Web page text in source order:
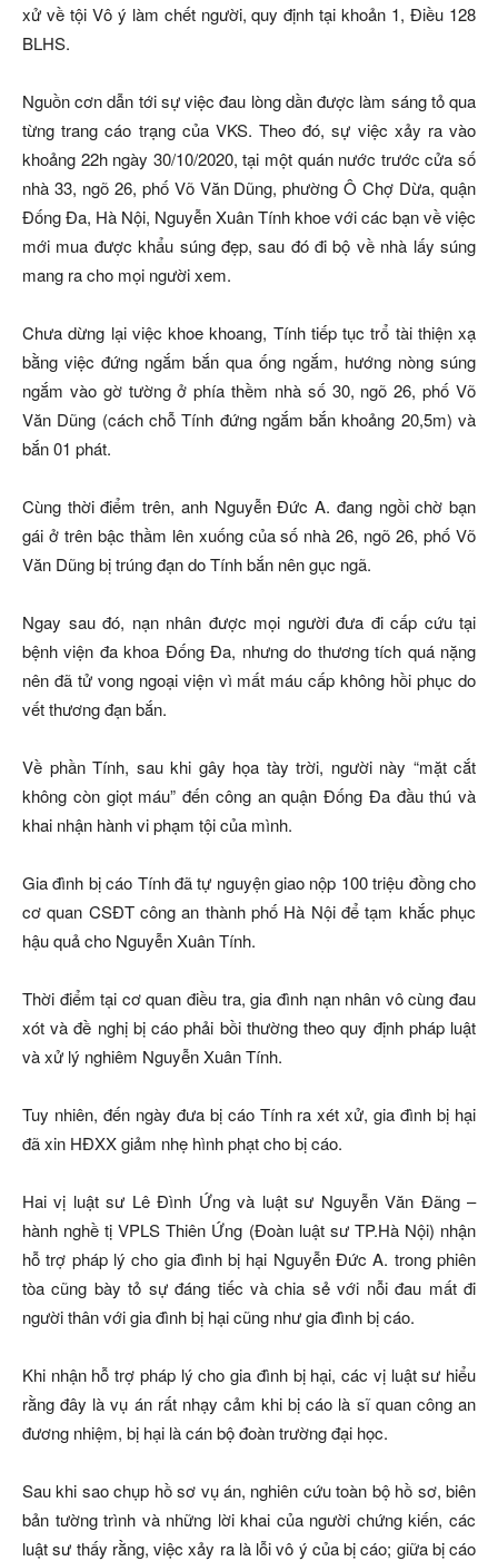
xử về tội Vô ý làm chết người, quy định tại khoản 1, Điều 128
BLHS.
Nguồn cơn dẫn tới sự việc đau lòng dần được làm sáng tỏ qua
từng trang cáo trạng của VKS. Theo đó, sự việc xảy ra vào
khoảng 22h ngày 30/10/2020, tại một quán nước trước cửa số
nhà 33, ngõ 26, phố Võ Văn Dũng, phường Ô Chợ Dừa, quận
Đống Đa, Hà Nội, Nguyễn Xuân Tính khoe với các bạn về việc
mới mua được khẩu súng đẹp, sau đó đi bộ về nhà lấy súng
mang ra cho mọi người xem.
Chưa dừng lại việc khoe khoang, Tính tiếp tục trổ tài thiện xạ
bằng việc đứng ngắm bắn qua ống ngắm, hướng nòng súng
ngắm vào gờ tường ở phía thềm nhà số 30, ngõ 26, phố Võ
Văn Dũng (cách chỗ Tính đứng ngắm bắn khoảng 20,5m) và
bắn 01 phát.
Cùng thời điểm trên, anh Nguyễn Đức A. đang ngồi chờ bạn
gái ở trên bậc thầm lên xuống của số nhà 26, ngõ 26, phố Võ
Văn Dũng bị trúng đạn do Tính bắn nên gục ngã.
Ngay sau đó, nạn nhân được mọi người đưa đi cấp cứu tại
bệnh viện đa khoa Đống Đa, nhưng do thương tích quá nặng
nên đã tử vong ngoại viện vì mất máu cấp không hồi phục do
vết thương đạn bắn.
Về phần Tính, sau khi gây họa tày trời, người này “mặt cắt
không còn giọt máu” đến công an quận Đống Đa đầu thú và
khai nhận hành vi phạm tội của mình.
Gia đình bị cáo Tính đã tự nguyện giao nộp 100 triệu đồng cho
cơ quan CSĐT công an thành phố Hà Nội để tạm khắc phục
hậu quả cho Nguyễn Xuân Tính.
Thời điểm tại cơ quan điều tra, gia đình nạn nhân vô cùng đau
xót và đề nghị bị cáo phải bồi thường theo quy định pháp luật
và xử lý nghiêm Nguyễn Xuân Tính.
Tuy nhiên, đến ngày đưa bị cáo Tính ra xét xử, gia đình bị hại
đã xin HĐXX giảm nhẹ hình phạt cho bị cáo.
Hai vị luật sư Lê Đình Ứng và luật sư Nguyễn Văn Đãng –
hành nghề tị VPLS Thiên Ứng (Đoàn luật sư TP.Hà Nội) nhận
hỗ trợ pháp lý cho gia đình bị hại Nguyễn Đức A. trong phiên
tòa cũng bày tỏ sự đáng tiếc và chia sẻ với nỗi đau mất đi
người thân với gia đình bị hại cũng như gia đình bị cáo.
Khi nhận hỗ trợ pháp lý cho gia đình bị hại, các vị luật sư hiểu
rằng đây là vụ án rất nhạy cảm khi bị cáo là sĩ quan công an
đương nhiệm, bị hại là cán bộ đoàn trường đại học.
Sau khi sao chụp hồ sơ vụ án, nghiên cứu toàn bộ hồ sơ, biên
bản tường trình và những lời khai của người chứng kiến, các
luật sư thấy rằng, việc xảy ra là lỗi vô ý của bị cáo; giữa bị cáo